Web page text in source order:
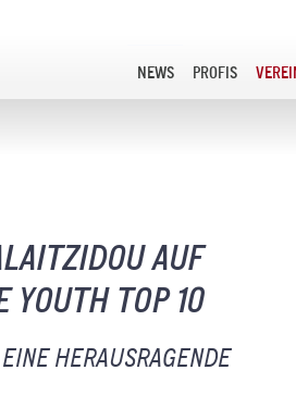
NEWS PROFIS
AUF
YOUTH TOP 10
HERAUSRAGENDE